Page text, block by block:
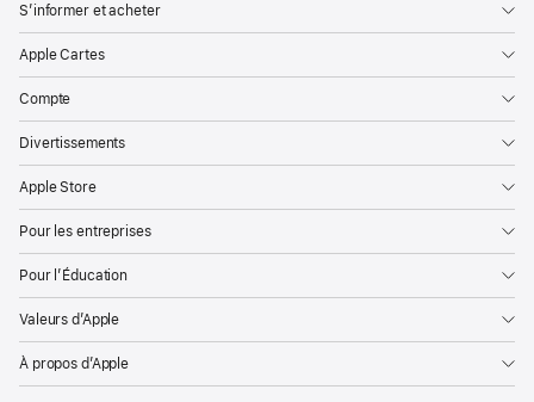
S’informer et acheter
Apple Cartes
Compte
Divertissements
Apple Store
Pour les entreprises
Pour l’Éducation
Valeurs d’Apple
À propos d’Apple